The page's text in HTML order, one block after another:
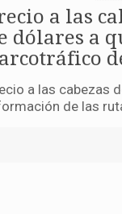
a las
dólares a
a las cabezas
de las